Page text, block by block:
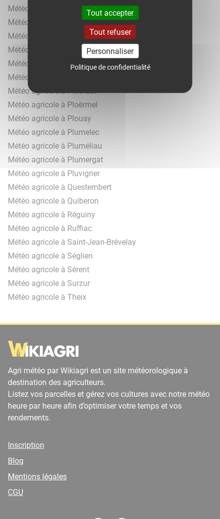
Météo agricole à Nivillac
Météo agricole à Noyal-Muzillac
Météo agricole à Noyal-Pontivy
Météo agricole à Péaule
Météo agricole à Plaudren
Météo agricole à Pleugriffet
Météo agricole à Ploërdut
Météo agricole à Ploërmel
Météo agricole à Plouay
Météo agricole à Plumelec
Météo agricole à Pluméliau
Météo agricole à Plumergat
Météo agricole à Pluvigner
Météo agricole à Questembert
Météo agricole à Quiberon
Météo agricole à Réguiny
Météo agricole à Ruffiac
Météo agricole à Saint-Jean-Brévelay
Météo agricole à Séglien
Météo agricole à Sérent
Météo agricole à Surzur
Météo agricole à Theix
Agri météo par Wikiagri est un site météorologique à
destination des agriculteurs.
Listez vos parcelles et gérez vos cultures avec notre météo
heure par heure afin d’optimiser votre temps et vos
rendements.
Inscription
Blog
Mentions légales
CGU
Tout accepter
Tout refuser
Personnaliser
Politique de confidentialité